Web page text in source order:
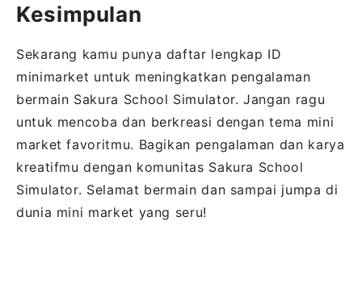
Kesimpulan
Sekarang kamu punya daftar lengkap ID
minimarket untuk meningkatkan pengalaman
bermain Sakura School Simulator. Jangan ragu
untuk mencoba dan berkreasi dengan tema mini
market favoritmu. Bagikan pengalaman dan karya
kreatifmu dengan komunitas Sakura School
Simulator. Selamat bermain dan sampai jumpa di
dunia mini market yang seru!